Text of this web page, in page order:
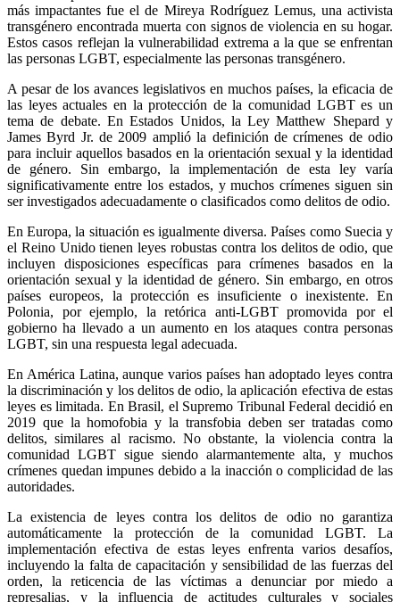
más impactantes fue el de Mireya Rodríguez Lemus, una activista
transgénero encontrada muerta con signos de violencia en su hogar.
Estos casos reflejan la vulnerabilidad extrema a la que se enfrentan
las personas LGBT, especialmente las personas transgénero.
A pesar de los avances legislativos en muchos países, la eficacia de
las leyes actuales en la protección de la comunidad LGBT es un
tema de debate. En Estados Unidos, la Ley Matthew Shepard y
James Byrd Jr. de 2009 amplió la definición de crímenes de odio
para incluir aquellos basados en la orientación sexual y la identidad
de género. Sin embargo, la implementación de esta ley varía
significativamente entre los estados, y muchos crímenes siguen sin
ser investigados adecuadamente o clasificados como delitos de odio.
En Europa, la situación es igualmente diversa. Países como Suecia y
el Reino Unido tienen leyes robustas contra los delitos de odio, que
incluyen disposiciones específicas para crímenes basados en la
orientación sexual y la identidad de género. Sin embargo, en otros
países europeos, la protección es insuficiente o inexistente. En
Polonia, por ejemplo, la retórica anti-LGBT promovida por el
gobierno ha llevado a un aumento en los ataques contra personas
LGBT, sin una respuesta legal adecuada.
En América Latina, aunque varios países han adoptado leyes contra
la discriminación y los delitos de odio, la aplicación efectiva de estas
leyes es limitada. En Brasil, el Supremo Tribunal Federal decidió en
2019 que la homofobia y la transfobia deben ser tratadas como
delitos, similares al racismo. No obstante, la violencia contra la
comunidad LGBT sigue siendo alarmantemente alta, y muchos
crímenes quedan impunes debido a la inacción o complicidad de las
autoridades.
La existencia de leyes contra los delitos de odio no garantiza
automáticamente la protección de la comunidad LGBT. La
implementación efectiva de estas leyes enfrenta varios desafíos,
incluyendo la falta de capacitación y sensibilidad de las fuerzas del
orden, la reticencia de las víctimas a denunciar por miedo a
represalias, y la influencia de actitudes culturales y sociales